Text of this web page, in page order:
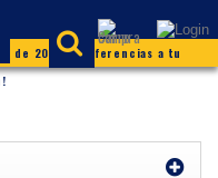
de 20.000 referencias a tu